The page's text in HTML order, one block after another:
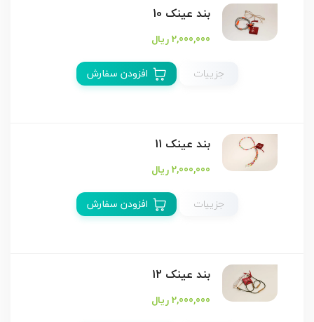
بند عینک 10
2,000,000 ریال
جزییات
افزودن سفارش
بند عینک 11
2,000,000 ریال
جزییات
افزودن سفارش
بند عینک 12
2,000,000 ریال